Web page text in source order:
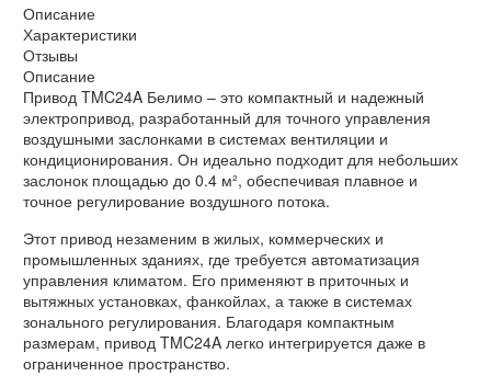
Описание
Характеристики
Отзывы
Описание
Привод TMC24A Белимо – это компактный и надежный
электропривод, разработанный для точного управления
воздушными заслонками в системах вентиляции и
кондиционирования. Он идеально подходит для небольших
заслонок площадью до 0.4 м², обеспечивая плавное и
точное регулирование воздушного потока.
Этот привод незаменим в жилых, коммерческих и
промышленных зданиях, где требуется автоматизация
управления климатом. Его применяют в приточных и
вытяжных установках, фанкойлах, а также в системах
зонального регулирования. Благодаря компактным
размерам, привод TMC24A легко интегрируется даже в
ограниченное пространство.